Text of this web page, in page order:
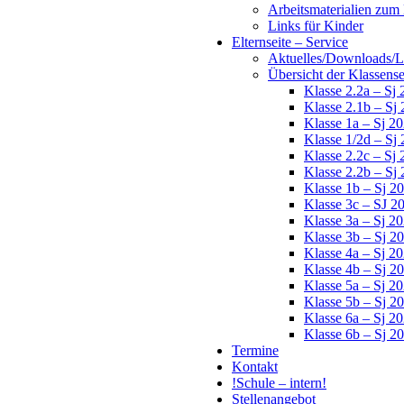
Arbeitsmaterialien
Links für Kinder
Elternseite – Service
Aktuelles/Downloads/
Übersicht der
Klasse 2.2a – Sj
Klasse 2.1b – Sj
Klasse 1a – Sj
Klasse 1/2d – Sj
Klasse 2.2c – Sj
Klasse 2.2b – Sj
Klasse 1b – Sj
Klasse 3c – SJ
Klasse 3a – Sj
Klasse 3b – Sj
Klasse 4a – Sj
Klasse 4b – Sj
Klasse 5a – Sj
Klasse 5b – Sj
Klasse 6a – Sj
Klasse 6b – Sj
Termine
Kontakt
!Schule – intern!
Stellenangebot